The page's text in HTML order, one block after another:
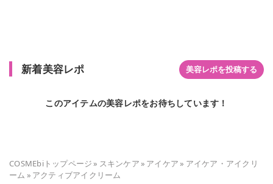
新着美容レポ 美容レポを投稿する
このアイテムの美容レポをお待ちしています！
COSMEbiトップページ» スキンケア» アイケア» アイケア・アイクリ
ーム » アクティブアイクリーム